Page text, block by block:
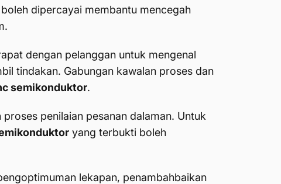
dipercayai membantu mencegah
dengan pelanggan untuk mengenal
tindakan. Gabungan kawalan proses dan
semikonduktor.
penilaian pesanan dalaman. Untuk
yang terbukti boleh
lekapan, penambahbaikan